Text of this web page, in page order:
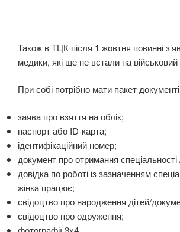
Також в ТЦК після 1 жовтня повинні
медики, які ще не встали на військовий
При собі потрібно мати пакет
заява про взяття на облік;
паспорт або ID-карта;
ідентифікаційний номер;
документ про отримання спеціальності
довідка по роботі із зазначенням
жінка працює;
свідоцтво про народження дітей/
свідоцтво про одруження;